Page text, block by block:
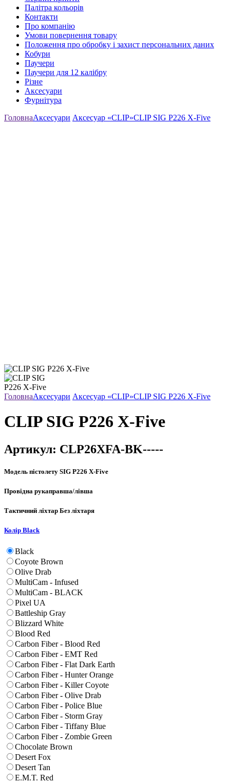
Палітра кольорів
Контакти
Про компанію
Умови повернення товару
Положення про обробку і захист персональних даних
Кобури
Паучери
Паучери для 12 калібру
Різне
Аксесуари
Фурнітура
ГоловнаАксесуари Аксесуар «CLIP»CLIP SIG P226 X-Five
ГоловнаАксесуари Аксесуар «CLIP»CLIP SIG P226 X-Five
CLIP SIG P226 X-Five
Артикул: CLP26XFA-BK-----
Модель пістолету SIG P226 X-Five
Провідна рукаправша/лівша
Тактичний ліхтар Без ліхтаря
Колір Black
Black
Coyote Brown
Olive Drab
MultiCam - Infused
MultiCam - BLACK
Pixel UA
Battleship Gray
Blizzard White
Blood Red
Carbon Fiber - Blood Red
Carbon Fiber - EMT Red
Carbon Fiber - Flat Dark Earth
Carbon Fiber - Hunter Orange
Carbon Fiber - Killer Coyote
Carbon Fiber - Olive Drab
Carbon Fiber - Police Blue
Carbon Fiber - Storm Gray
Carbon Fiber - Tiffany Blue
Carbon Fiber - Zombie Green
Chocolate Brown
Desert Fox
Desert Tan
E.M.T. Red